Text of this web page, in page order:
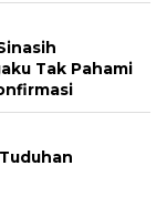
Tak Pahami